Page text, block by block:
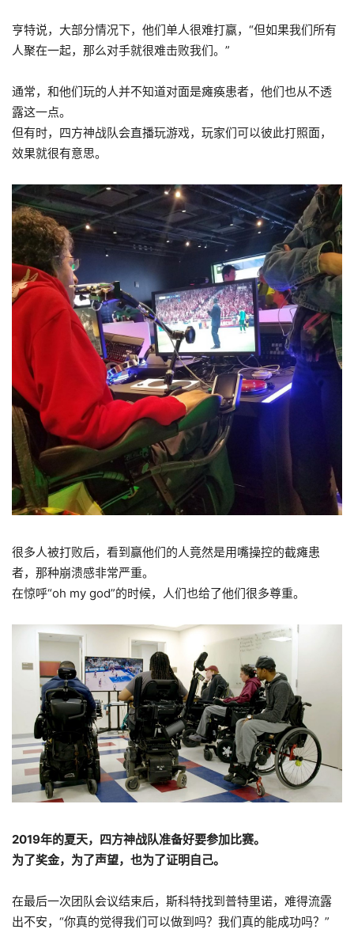
亨特说，大部分情况下，他们单人很难打赢，“但如果我们所有
人聚在一起，那么对手就很难击败我们。”
通常，和他们玩的人并不知道对面是瘫痪患者，他们也从不透
露这一点。
但有时，四方神战队会直播玩游戏，玩家们可以彼此打照面，
效果就很有意思。
很多人被打败后，看到赢他们的人竟然是用嘴操控的截瘫患
者，那种崩溃感非常严重。
在惊呼“oh my god”的时候，人们也给了他们很多尊重。
2019年的夏天，四方神战队准备好要参加比赛。
为了奖金，为了声望，也为了证明自己。
在最后一次团队会议结束后，斯科特找到普特里诺，难得流露
出不安，“你真的觉得我们可以做到吗？我们真的能成功吗？”